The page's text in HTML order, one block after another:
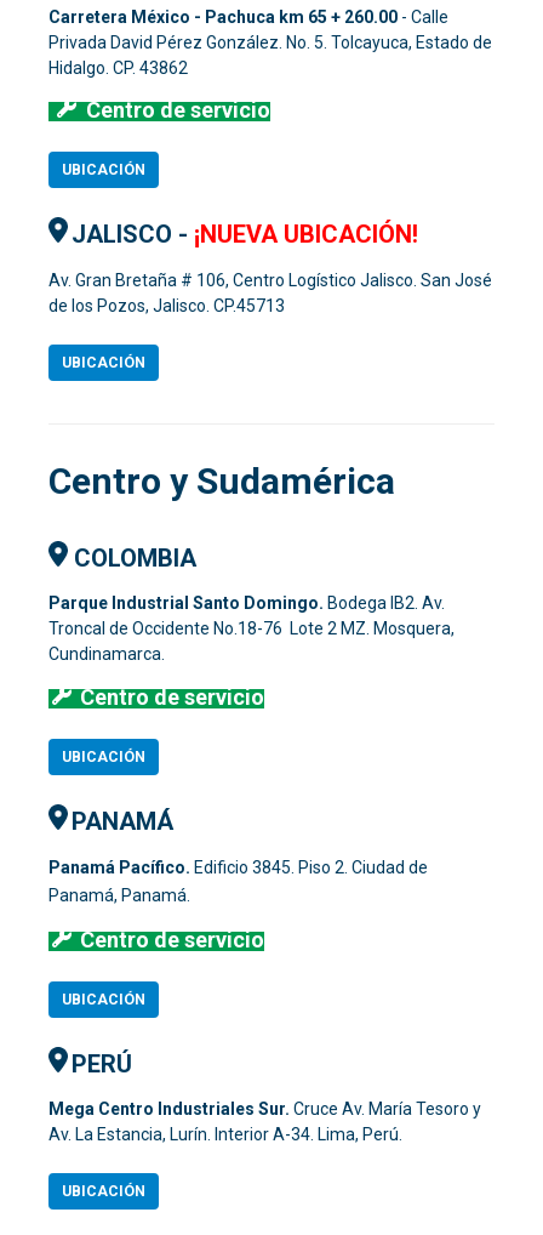
Carretera México - Pachuca km 65 + 260.00 - Calle
Privada David Pérez González. No. 5. Tolcayuca, Estado de
Hidalgo. CP. 43862
Centro de servicio
UBICACIÓN
JALISCO - ¡NUEVA UBICACIÓN!
Av. Gran Bretaña # 106, Centro Logístico Jalisco. San José
de los Pozos, Jalisco. CP.45713
UBICACIÓN
Centro y Sudamérica
COLOMBIA
Parque Industrial Santo Domingo. Bodega IB2. Av.
Troncal de Occidente No.18-76 Lote 2 MZ. Mosquera,
Cundinamarca.
Centro de servicio
UBICACIÓN
PANAMÁ
Panamá Pacífico. Edificio 3845. Piso 2. Ciudad de
Panamá, Panamá.
Centro de servicio
UBICACIÓN
PERÚ
Mega Centro Industriales Sur. Cruce Av. María Tesoro y
Av. La Estancia, Lurín. Interior A-34. Lima, Perú.
UBICACIÓN